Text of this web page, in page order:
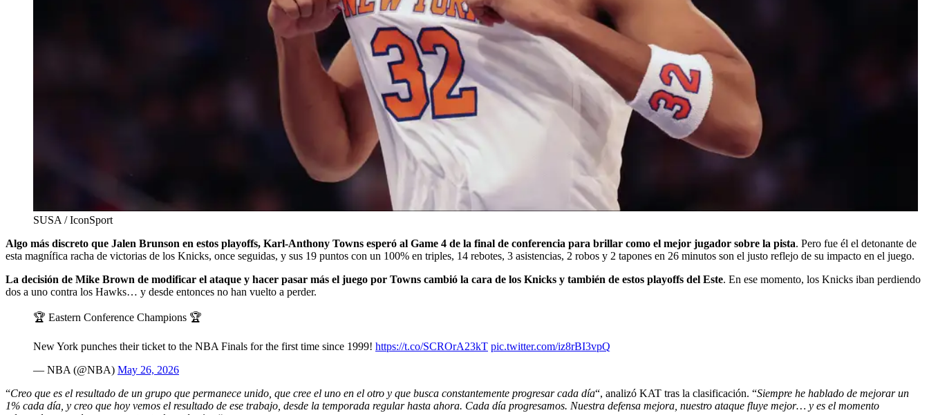
SUSA / IconSport
Algo más discreto que Jalen Brunson en estos playoffs, Karl-Anthony Towns esperó al Game 4 de la final de conferencia para brillar como el mejor jugador sobre la pista. Pero fue él el detonante de
esta magnífica racha de victorias de los Knicks, once seguidas, y sus 19 puntos con un 100% en triples, 14 rebotes, 3 asistencias, 2 robos y 2 tapones en 26 minutos son el justo reflejo de su impacto en el juego.
La decisión de Mike Brown de modificar el ataque y hacer pasar más el juego por Towns cambió la cara de los Knicks y también de estos playoffs del Este. En ese momento, los Knicks iban perdiendo
dos a uno contra los Hawks… y desde entonces no han vuelto a perder.
🏆 Eastern Conference Champions 🏆
New York punches their ticket to the NBA Finals for the first time since 1999! https://t.co/SCROrA23kT pic.twitter.com/iz8rBI3vpQ
— NBA (@NBA) May 26, 2026
“Creo que es el resultado de un grupo que permanece unido, que cree el uno en el otro y que busca constantemente progresar cada día“, analizó KAT tras la clasificación. “Siempre he hablado de mejorar un
1% cada día, y creo que hoy vemos el resultado de ese trabajo, desde la temporada regular hasta ahora. Cada día progresamos. Nuestra defensa mejora, nuestro ataque fluye mejor… y es el momento